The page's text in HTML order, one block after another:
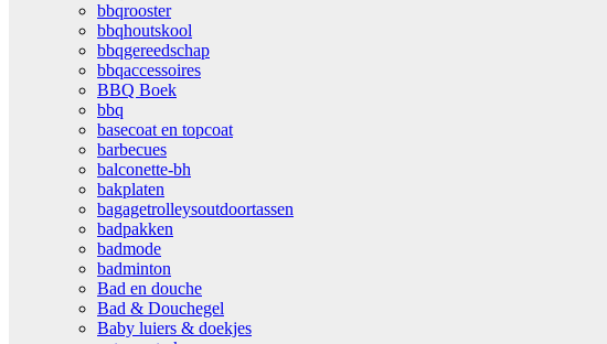
bbqrooster
bbqhoutskool
bbqgereedschap
bbqaccessoires
BBQ Boek
bbq
basecoat en topcoat
barbecues
balconette-bh
bakplaten
bagagetrolleysoutdoortassen
badpakken
badmode
badminton
Bad en douche
Bad & Douchegel
Baby luiers & doekjes